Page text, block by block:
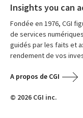
Insights you can
Fondée en 1976, CGI
de services
guidés par les faits et
rendement de vos
A propos de CGI
© 2026 CGI inc.